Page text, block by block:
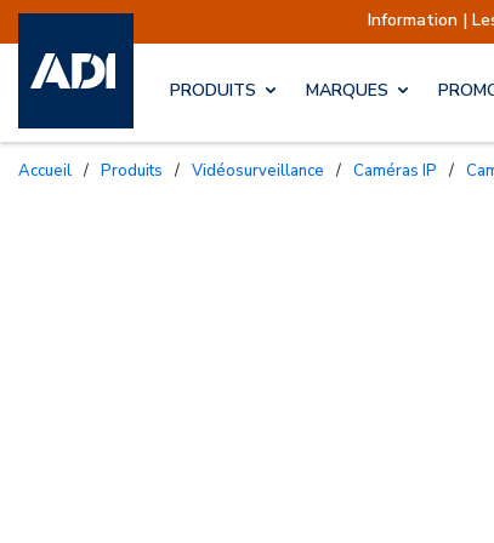
Information | Les
PRODUITS MARQUES
Accueil / Produits / Vidéosurveillance / Caméras IP /